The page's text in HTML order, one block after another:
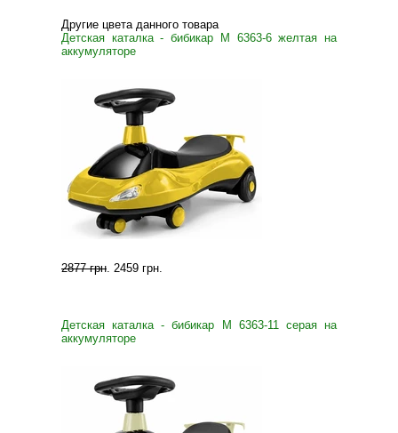
Другие цвета данного товара
Детская каталка - бибикар M 6363-6 желтая на
аккумуляторе
2877 грн. 2459 грн.
Детская каталка - бибикар M 6363-11 серая на
аккумуляторе